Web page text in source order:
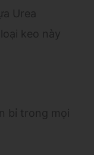
Urea
keo này
bỉ trong mọi